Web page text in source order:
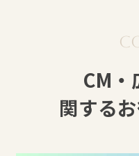
CM・
関する